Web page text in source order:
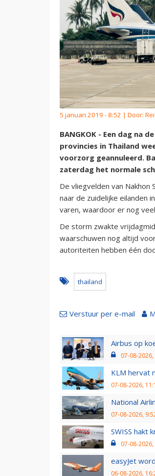
5 januari 2019 - 8:52 | Door:
BANGKOK - Een dag na
provincies in Thailand
voorzorg geannuleerd.
zaterdag het normale
De vliegvelden van
naar de zuidelijke eilanden
varen, waardoor er nog
De storm zwakte
waarschuwen nog altijd
autoriteiten hebben één
thailand
Verstuur per e-mail
Airbus op
07-08-
KLM hervat
07-08-2026,
National
07-08-2026,
SWISS hakt
07-08-2026,
easyJet
06-08-2026,